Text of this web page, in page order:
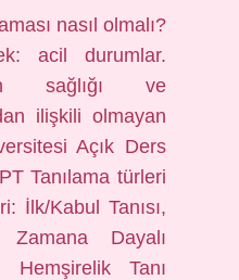
nasıl olmalı?
acil durumlar.
sağlığı ve
ilişkili olmayan
Açık Ders
Tanılama türleri
İlk/Kabul Tanısı,
Zamana Dayalı
Hemşirelik Tanı